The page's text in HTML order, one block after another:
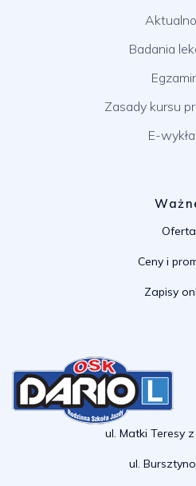
Badania
Zasady kursu
E-
Oferta
Ceny i
Zapisy
ul. Matki Teresy
ul.